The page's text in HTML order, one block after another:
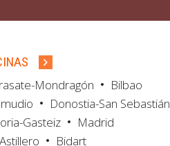
Mondragón
Bilbao
Donostia-San Sebastián
Gasteiz
Madrid
Bidart